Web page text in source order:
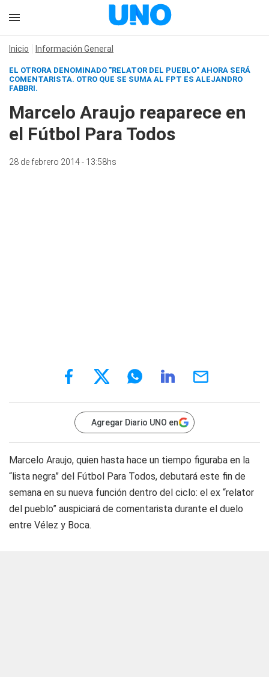
Inicio Información General
EL OTRORA DENOMINADO "RELATOR DEL PUEBLO" AHORA SERÁ
COMENTARISTA. OTRO QUE SE SUMA AL FPT ES ALEJANDRO
FABBRI.
Marcelo Araujo reaparece en
el Fútbol Para Todos
28 de febrero 2014 - 13:58hs
Agregar Diario UNO en
Marcelo Araujo, quien hasta hace un tiempo figuraba en la
“lista negra” del Fútbol Para Todos, debutará este fin de
semana en su nueva función dentro del ciclo: el ex “relator
del pueblo” auspiciará de comentarista durante el duelo
entre Vélez y Boca.